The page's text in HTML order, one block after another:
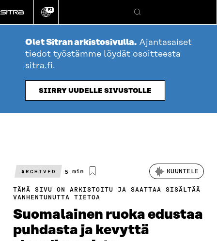
suoraan
sisältöön
Vaihda
kieli
FI
Hae
Olet Sitran arkistosivulla. Ajantasaiset
tiedot työstämme löydät osoitteesta
sitra.fi.
SIIRRY UUDELLE SIVUSTOLLE
ARCHIVED
Arvioitu
5 min KUUNTELE
TÄMÄ SIVU ON ARKISTOITU JA SAATTAA SISÄLTÄÄ
VANHENTUNUTTA TIETOA
Suomalainen ruoka edustaa
puhdasta ja kevyttä